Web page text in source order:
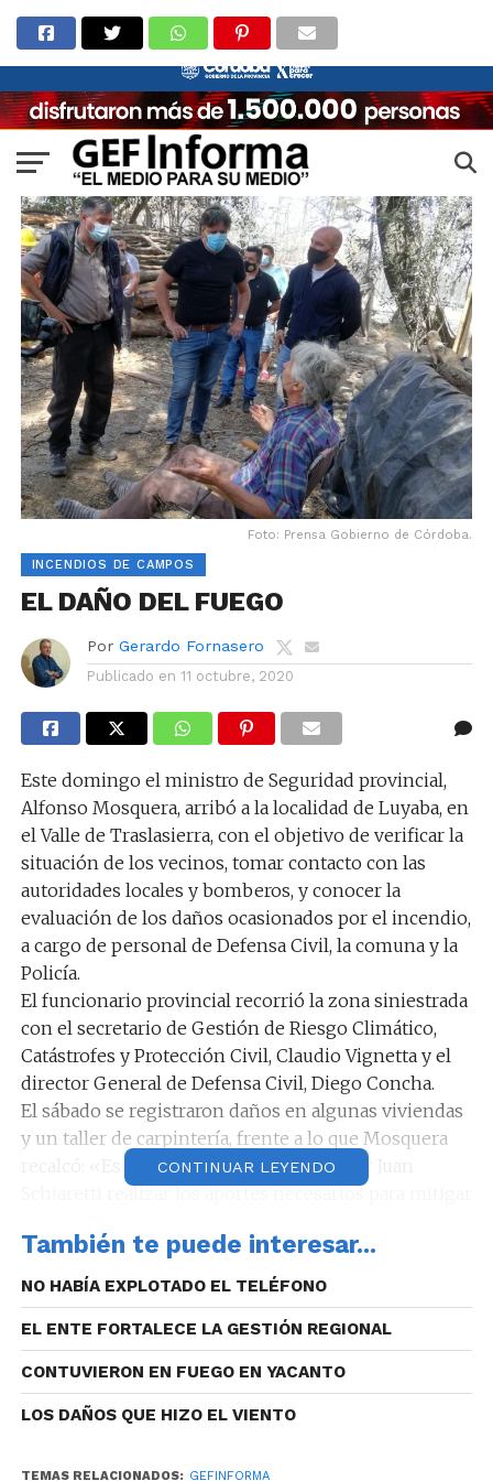
Foto: Prensa Gobierno de Córdoba.
INCENDIOS DE CAMPOS
EL DAÑO DEL FUEGO
Por Gerardo Fornasero
Publicado en 11 octubre, 2020
Este domingo el ministro de Seguridad provincial,
Alfonso Mosquera, arribó a la localidad de Luyaba, en
el Valle de Traslasierra, con el objetivo de verificar la
situación de los vecinos, tomar contacto con las
autoridades locales y bomberos, y conocer la
evaluación de los daños ocasionados por el incendio,
a cargo de personal de Defensa Civil, la comuna y la
Policía.
El funcionario provincial recorrió la zona siniestrada
con el secretario de Gestión de Riesgo Climático,
Catástrofes y Protección Civil, Claudio Vignetta y el
director General de Defensa Civil, Diego Concha.
El sábado se registraron daños en algunas viviendas
y un taller de carpintería, frente a lo que Mosquera
recalcó: «Es una decisión del gobernador Juan
El sábado fue un día muy complicado en el poblado a
donde el fuego avanzó con mucha intensidad
alcanzando toda la zona urbana, por lo cual hubo que
evacuar algunos vecinos que aún no han retornado a
En la zona permanece un perímetro inestable con
180 bomberos voluntarios y 20 brigadistas de El
CONTINUAR LEYENDO
También te puede interesar...
NO HABÍA EXPLOTADO EL TELÉFONO
EL ENTE FORTALECE LA GESTIÓN REGIONAL
CONTUVIERON EN FUEGO EN YACANTO
LOS DAÑOS QUE HIZO EL VIENTO
TEMAS RELACIONADOS: GEFINFORMA